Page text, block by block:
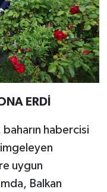
ERDİ
habercisi
uygun
Balkan